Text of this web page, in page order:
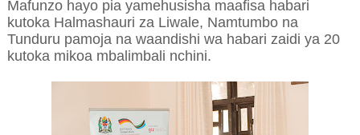
Mafunzo hayo pia yamehusisha maafisa habari
kutoka Halmashauri za Liwale, Namtumbo na
Tunduru pamoja na waandishi wa habari zaidi ya 20
kutoka mikoa mbalimbali nchini.